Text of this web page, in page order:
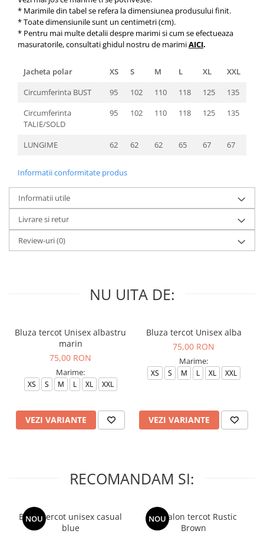
* Marimile din tabel se refera la dimensiunea produsului finit.
* Toate dimensiunile sunt un centimetri (cm).
* Pentru mai multe detalii despre marimi si cum se efectueaza
masuratorile, consultati ghidul nostru de marimiAICI.
Jacheta polar XS S M L XL
XXL
Circumferinta BUST
95 102 110 118 125
135
Circumferinta
TALIE/SOLD
95 102 110 118 125 135
LUNGIME 62 62 62 65 67 67
Informatii conformitate produs
Informatii utile
Livrare si retur
Review-uri(0)
NU UITA DE:
Bluza tercot Unisex albastru
marin
75,00 RON
Marime:
XS S M L XL XXL
VEZI VARIANTE
Bluza tercot Unisex alba
75,00 RON
Marime:
XS S M L XL XXL
VEZI VARIANTE
RECOMANDAM SI:
NOU
Bluza tercot unisex casual
blue
NOU
Pantalon tercot Rustic
Brown